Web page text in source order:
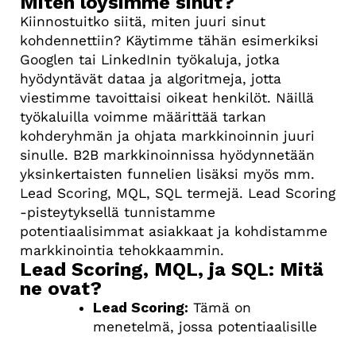
Kiinnostuitko siitä, miten juuri sinut
kohdennettiin? Käytimme tähän esimerkiksi
Googlen tai LinkedInin työkaluja, jotka
hyödyntävät dataa ja algoritmeja, jotta
viestimme tavoittaisi oikeat henkilöt. Näillä
työkaluilla voimme määrittää tarkan
kohderyhmän ja ohjata markkinoinnin juuri
sinulle. B2B markkinoinnissa hyödynnetään
yksinkertaisten funnelien lisäksi myös mm.
Lead Scoring, MQL, SQL termejä. Lead Scoring
-pisteytyksellä tunnistamme
potentiaalisimmat asiakkaat ja kohdistamme
markkinointia tehokkaammin.
Lead Scoring, MQL, ja SQL: Mitä
ne ovat?
Lead Scoring: Tämä on
menetelmä, jossa potentiaalisille